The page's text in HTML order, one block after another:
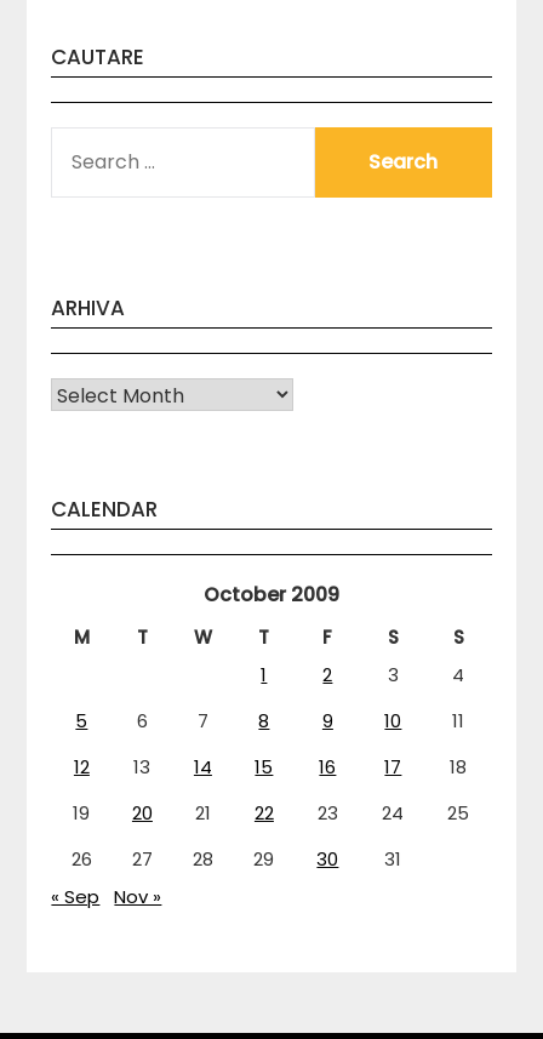
CAUTARE
FOR:
ARHIVA
Arhiva
CALENDAR
October 2009
M T W T F S
S
1
2 3
4
5
6 7 8 9 10
11
12
13 14 15 16 17
18
19
20 21 22 23 24
25
26
27 28 29 30
31
« Sep
Nov »